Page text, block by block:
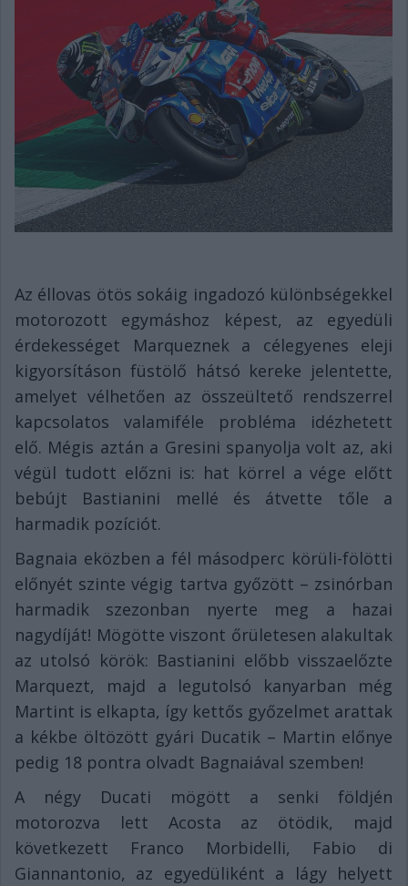
Az éllovas ötös sokáig ingadozó különbségekkel
motorozott egymáshoz képest, az egyedüli
érdekességet Marqueznek a célegyenes eleji
kigyorsításon füstölő hátsó kereke jelentette,
amelyet vélhetően az összeültető rendszerrel
kapcsolatos valamiféle probléma idézhetett
elő. Mégis aztán a Gresini spanyolja volt az, aki
végül tudott előzni is: hat körrel a vége előtt
bebújt Bastianini mellé és átvette tőle a
harmadik pozíciót.
Bagnaia eközben a fél másodperc körüli-fölötti
előnyét szinte végig tartva győzött – zsinórban
harmadik szezonban nyerte meg a hazai
nagydíját! Mögötte viszont őrületesen alakultak
az utolsó körök: Bastianini előbb visszaelőzte
Marquezt, majd a legutolsó kanyarban még
Martint is elkapta, így kettős győzelmet arattak
a kékbe öltözött gyári Ducatik – Martin előnye
pedig 18 pontra olvadt Bagnaiával szemben!
A négy Ducati mögött a senki földjén
motorozva lett Acosta az ötödik, majd
következett Franco Morbidelli, Fabio di
Giannantonio, az egyedüliként a lágy helyett